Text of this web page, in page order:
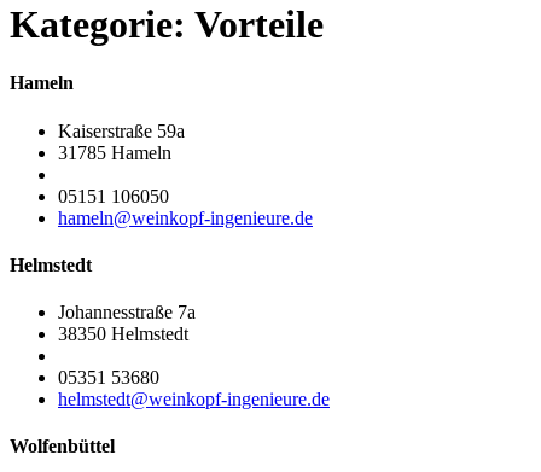
Kategorie: Vorteile
Hameln
Kaiserstraße 59a
31785 Hameln
05151 106050
hameln@weinkopf-ingenieure.de
Helmstedt
Johannesstraße 7a
38350 Helmstedt
05351 53680
helmstedt@weinkopf-ingenieure.de
Wolfenbüttel